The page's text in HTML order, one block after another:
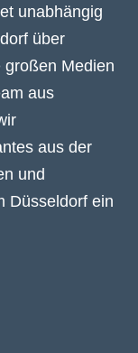
unabhängig
über
großen Medien
aus
aus der
und
Düsseldorf ein